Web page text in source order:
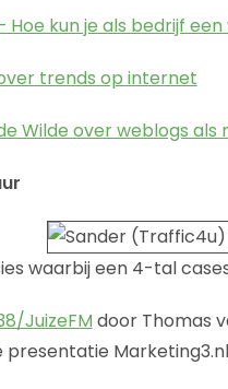
Hoe kun je als bedrijf
trends op internet
Wilde over weblogs
waarbij een 4-tal
JuizeFM door Thomas
presentatie